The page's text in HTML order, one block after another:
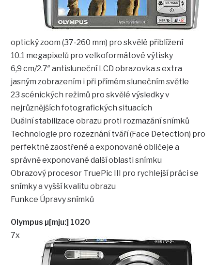
optický zoom (37-260 mm) pro skvělé přiblížení
10.1 megapixelů pro velkoformátové výtisky
6,9 cm/2.7″ antisluneční LCD obrazovka s extra
jasným zobrazením i při přímém slunečním světle
23 scénických režimů pro skvělé výsledky v
nejrůznějších fotografických situacích
Duální stabilizace obrazu proti rozmazání snímků
Technologie pro rozeznání tváří (Face Detection) pro
perfektně zaostřené a exponované obličeje a
správně exponované další oblasti snímku
Obrazový procesor TruePic III pro rychlejší práci se
snímky a vyšší kvalitu obrazu
Funkce Úpravy snímků
Olympus µ[mju:] 1020
7x